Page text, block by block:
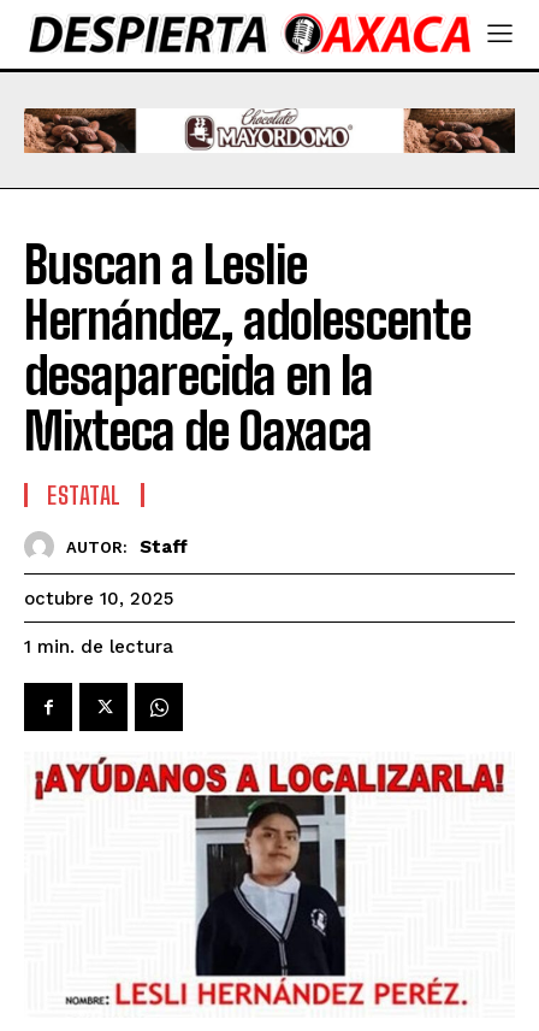
Buscan a Leslie
Hernández, adolescente
desaparecida en la
Mixteca de Oaxaca
ESTATAL
AUTOR: Staff
octubre 10, 2025
1 min. de lectura